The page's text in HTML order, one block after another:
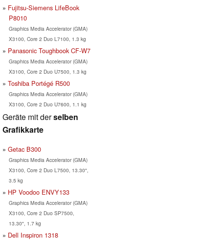
Fujitsu-Siemens LifeBook
P8010
Graphics Media Accelerator (GMA)
X3100, Core 2 Duo L7100, 1.3 kg
Panasonic Toughbook CF-W7
Graphics Media Accelerator (GMA)
X3100, Core 2 Duo U7500, 1.3 kg
Toshiba Portégé R500
Graphics Media Accelerator (GMA)
X3100, Core 2 Duo U7600, 1.1 kg
Geräte mit derselben
Grafikkarte
Getac B300
Graphics Media Accelerator (GMA)
X3100, Core 2 Duo L7500, 13.30",
3.5 kg
HP Voodoo ENVY133
Graphics Media Accelerator (GMA)
X3100, Core 2 Duo SP7500,
13.30", 1.7 kg
Dell Inspiron 1318